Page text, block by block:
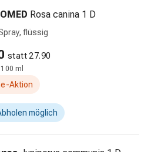
Rosa canina 1 D
flüssig
statt 27.90
ml
Aktion
möglich